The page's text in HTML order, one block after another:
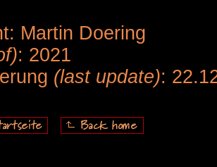
Martin Doering
: 2021
(last update):